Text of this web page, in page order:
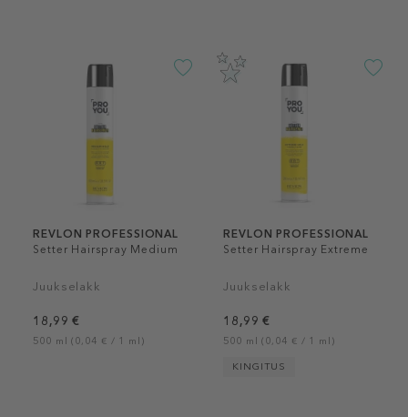
REVLON PROFESSIONAL
Setter Hairspray Medium
Juukselakk
18,99 €
500 ml (0,04 € / 1 ml)
REVLON PROFESSIONAL
Setter Hairspray Extreme
Juukselakk
18,99 €
500 ml (0,04 € / 1 ml)
KINGITUS